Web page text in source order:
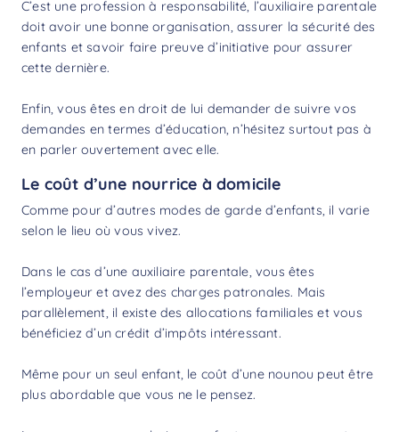
C’est une profession à responsabilité, l’auxiliaire parentale
doit avoir une bonne organisation, assurer la sécurité des
enfants et savoir faire preuve d’initiative pour assurer
cette dernière.
Enfin, vous êtes en droit de lui demander de suivre vos
demandes en termes d’éducation, n’hésitez surtout pas à
en parler ouvertement avec elle.
Le coût d’une nourrice à domicile
Comme pour d’autres modes de garde d’enfants, il varie
selon le lieu où vous vivez.
Dans le cas d’une auxiliaire parentale, vous êtes
l’employeur et avez des charges patronales. Mais
parallèlement, il existe des allocations familiales et vous
bénéficiez d’uncrédit d’impôts intéressant.
Même pour un seul enfant, le coût d’une nounou peut être
plus abordable que vous ne le pensez.